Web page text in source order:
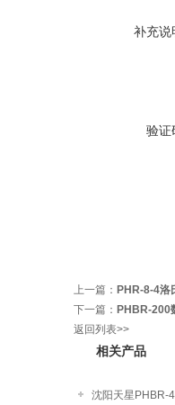
补充说
验证
上一篇： PHR-8-4洛
下一篇： PHBR-200
返回列表>>
相关产品
沈阳天星PHBR-